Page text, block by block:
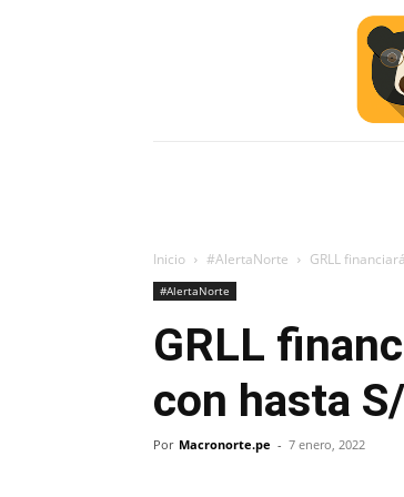
Inicio #AlertaNorte GRLL
#AlertaNorte
GRLL
con hasta
Por Macronorte.pe - 7 enero, 2022